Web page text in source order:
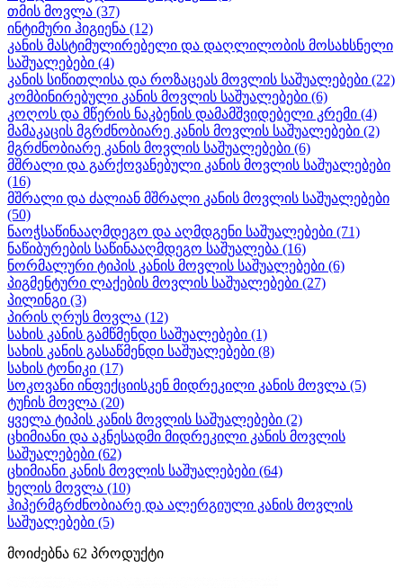
თმის მოვლა (37)
ინტიმური ჰიგიენა (12)
კანის მასტიმულირებელი და დაღლილობის მოსახსნელი
საშუალებები (4)
კანის სიწითლისა და როზაცეას მოვლის საშუალებები (22)
კომბინირებული კანის მოვლის საშუალებები (6)
კოღოს და მწერის ნაკბენის დამამშვიდებელი კრემი (4)
მამაკაცის მგრძნობიარე კანის მოვლის საშუალებები (2)
მგრძნობიარე კანის მოვლის საშუალებები (6)
მშრალი და გარქოვანებული კანის მოვლის საშუალებები
(16)
მშრალი და ძალიან მშრალი კანის მოვლის საშუალებები
(50)
ნაოჭსაწინააღმდეგო და აღმდგენი საშუალებები (71)
ნაწიბურების საწინააღმდეგო საშუალება (16)
ნორმალური ტიპის კანის მოვლის საშუალებები (6)
პიგმენტური ლაქების მოვლის საშუალებები (27)
პილინგი (3)
პირის ღრუს მოვლა (12)
სახის კანის გამწმენდი საშუალებები (1)
სახის კანის გასაწმენდი საშუალებები (8)
სახის ტონიკი (17)
სოკოვანი ინფექციისკენ მიდრეკილი კანის მოვლა (5)
ტუჩის მოვლა (20)
ყველა ტიპის კანის მოვლის საშუალებები (2)
ცხიმიანი და აკნესადმი მიდრეკილი კანის მოვლის
საშუალებები (62)
ცხიმიანი კანის მოვლის საშუალებები (64)
ხელის მოვლა (10)
ჰიპერმგრძნობიარე და ალერგიული კანის მოვლის
საშუალებები (5)
მოიძებნა 62 პროდუქტი